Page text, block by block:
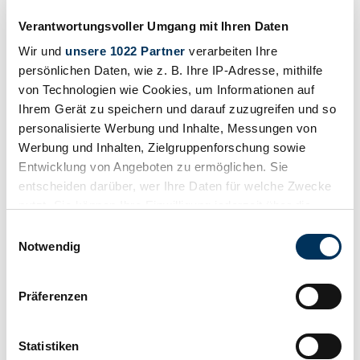
Verantwortungsvoller Umgang mit Ihren Daten
Wir und unsere 1022 Partner verarbeiten Ihre
persönlichen Daten, wie z. B. Ihre IP-Adresse, mithilfe
von Technologien wie Cookies, um Informationen auf
Ihrem Gerät zu speichern und darauf zuzugreifen und so
personalisierte Werbung und Inhalte, Messungen von
Werbung und Inhalten, Zielgruppenforschung sowie
Entwicklung von Angeboten zu ermöglichen. Sie
entscheiden darüber, wer Ihre Daten für welche Zwecke
Trigger Symbol ändern oder widerrufen
Informationen über Ihre geografische Lage
können
Notwendig
Präferenzen
Statistiken